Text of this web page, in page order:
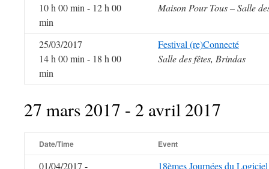
10 h 00 min - 12 h 00
min
Maison Pour Tous – Salle
25/03/2017
14 h 00 min - 18 h 00
min
Festival (re)Connecté
Salle des fêtes, Brindas
27 mars 2017 - 2 avril 2017
Date/Time Event
01/04/2017 -
18èmes Journées du